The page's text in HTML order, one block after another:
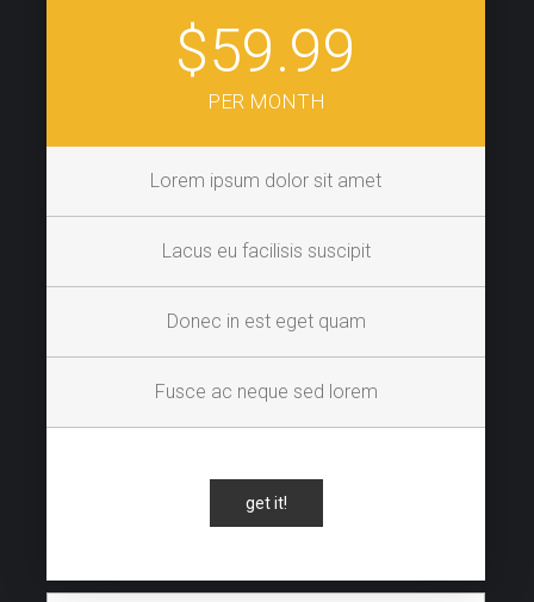
$59.99
PER MONTH
Lorem ipsum dolor sit amet
Lacus eu facilisis suscipit
Donec in est eget quam
Fusce ac neque sed lorem
get it!